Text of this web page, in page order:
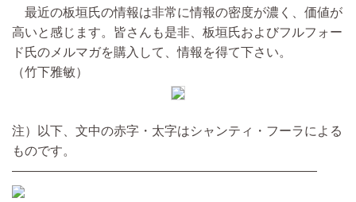
最近の板垣氏の情報は非常に情報の密度が濃く、価値が
高いと感じます。皆さんも是非、板垣氏およびフルフォー
ド氏のメルマガを購入して、情報を得て下さい。
（竹下雅敏）
注）以下、文中の赤字・太字はシャンティ・フーラによる
ものです。
――――――――――――――――――――――――